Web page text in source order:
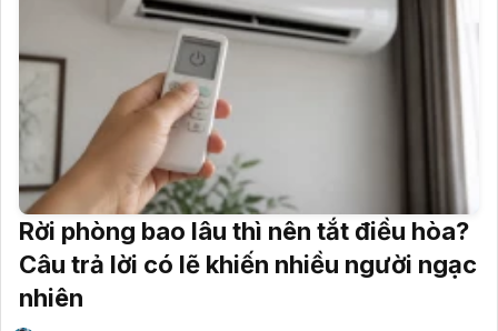
Rời phòng bao lâu thì nên tắt điều hòa?
Câu trả lời có lẽ khiến nhiều người ngạc
nhiên